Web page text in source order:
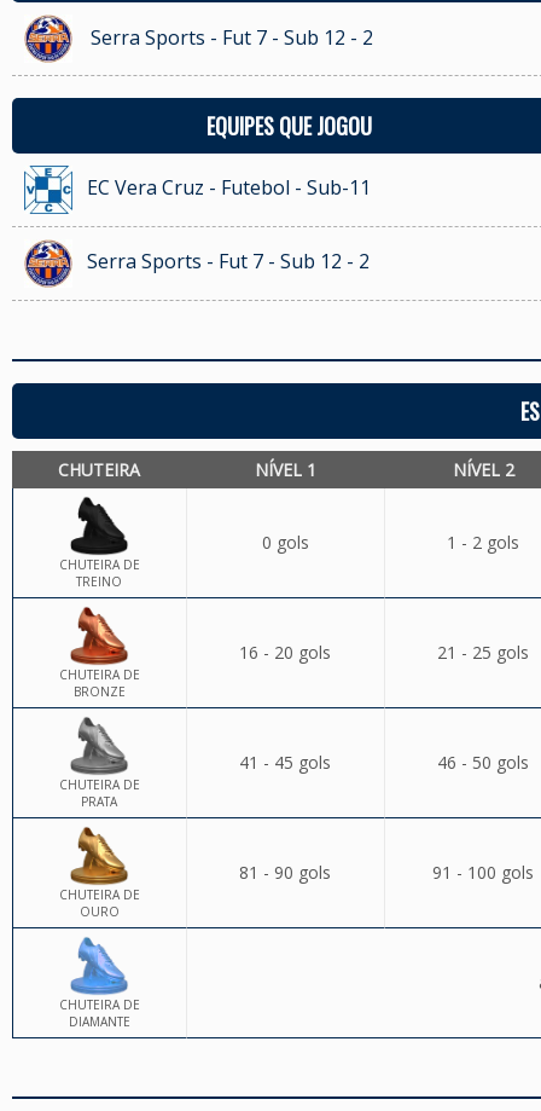
Serra Sports - Fut 7 - Sub 12 - 2
EQUIPES QUE JOGOU
EC Vera Cruz - Futebol - Sub-11
Serra Sports - Fut 7 - Sub 12 - 2
CHUTEIRA NÍVEL 1 NÍVEL 2
CHUTEIRA DE
TREINO
0 gols 1 - 2 gols
CHUTEIRA DE
BRONZE
16 - 20 gols 21 - 25 gols
CHUTEIRA DE
PRATA
41 - 45 gols 46 - 50 gols
CHUTEIRA DE
OURO
81 - 90 gols 91 - 100 gols
CHUTEIRA DE
DIAMANTE